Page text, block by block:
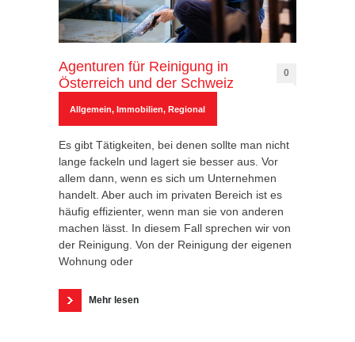
Agenturen für Reinigung in
Österreich und der Schweiz
0
Allgemein, Immobilien, Regional
Es gibt Tätigkeiten, bei denen sollte man nicht
lange fackeln und lagert sie besser aus. Vor
allem dann, wenn es sich um Unternehmen
handelt. Aber auch im privaten Bereich ist es
häufig effizienter, wenn man sie von anderen
machen lässt. In diesem Fall sprechen wir von
der Reinigung. Von der Reinigung der eigenen
Wohnung oder
Mehr lesen